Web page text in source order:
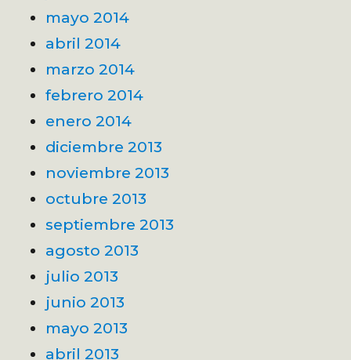
mayo 2014
abril 2014
marzo 2014
febrero 2014
enero 2014
diciembre 2013
noviembre 2013
octubre 2013
septiembre 2013
agosto 2013
julio 2013
junio 2013
mayo 2013
abril 2013